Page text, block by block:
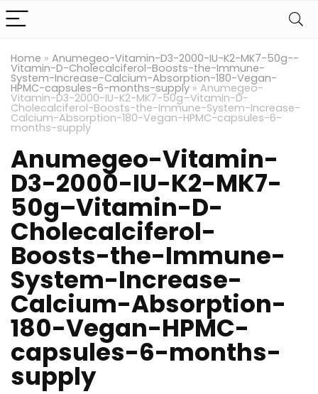
Home » Anumegeo-Vitamin-D3-2000-IU-K2-MK7-50g--
Vitamin-D-Cholecalciferol-Boosts-the-Immune-
System-Increase-Calcium-Absorption-180-Vegan-
HPMC-capsules-6-months-supply » Anumegeo-
Vitamin-D3-2000-IU-K2-MK7-50g–Vitamin-D-
Cholecalciferol-Boosts-the-Immune-System-Increase-
Calcium-Absorption-180-Vegan-HPMC-capsules-6-
months-supply
Anumegeo-Vitamin-
D3-2000-IU-K2-MK7-
50g–Vitamin-D-
Cholecalciferol-
Boosts-the-Immune-
System-Increase-
Calcium-Absorption-
180-Vegan-HPMC-
capsules-6-months-
supply